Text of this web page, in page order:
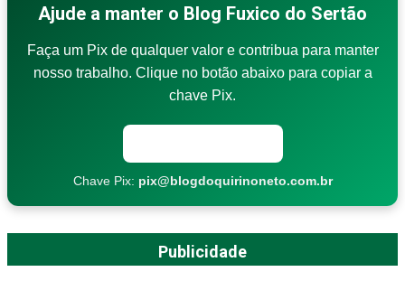
Ajude a manter o Blog Fuxico do Sertão
Faça um Pix de qualquer valor e contribua para manter
nosso trabalho. Clique no botão abaixo para copiar a
chave Pix.
Chave Pix: pix@blogdoquirinoneto.com.br
Publicidade